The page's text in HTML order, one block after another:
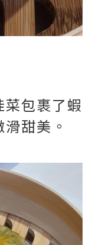
包裹了蝦
甜美。